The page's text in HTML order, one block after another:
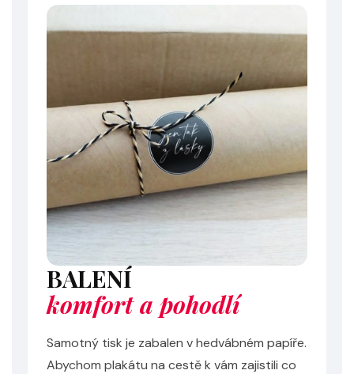
BALENÍ
komfort a pohodlí
Samotný tisk je zabalen v hedvábném papíře.
Abychom plakátu na cestě k vám zajistili co